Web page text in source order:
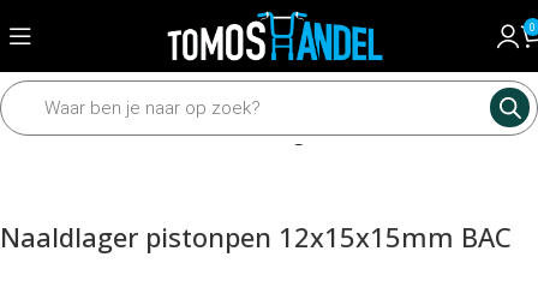
0
Home Motordelen Krukas Naaldlagers
Naaldlager pistonpen 12x15x15mm BAC